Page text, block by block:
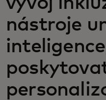
Novinky a
nástroje